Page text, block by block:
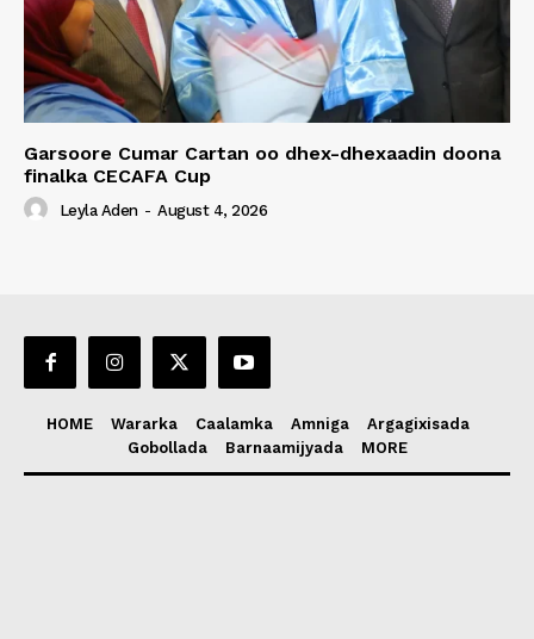
Garsoore Cumar Cartan oo dhex-dhexaadin doona
finalka CECAFA Cup
Leyla Aden - August 4, 2026
HOME Wararka Caalamka Amniga
Argagixisada
Gobollada
Barnaamijyada MORE